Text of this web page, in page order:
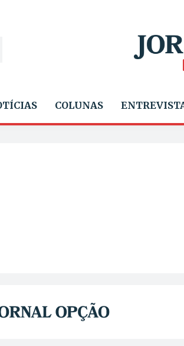
COLUNAS